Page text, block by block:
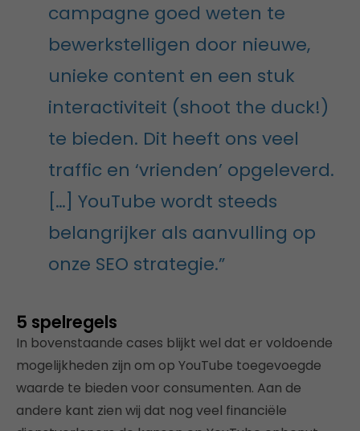
campagne goed weten te
bewerkstelligen door nieuwe,
unieke content en een stuk
interactiviteit (shoot the duck!)
te bieden. Dit heeft ons veel
traffic en ‘vrienden’ opgeleverd.
[…] YouTube wordt steeds
belangrijker als aanvulling op
onze SEO strategie.”
5 spelregels
In bovenstaande cases blijkt wel dat er voldoende
mogelijkheden zijn om op YouTube toegevoegde
waarde te bieden voor consumenten. Aan de
andere kant zien wij dat nog veel financiële